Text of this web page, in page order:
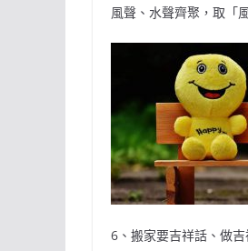
風聲、水聲齊聚，取「
6、搬家要吉祥話、做